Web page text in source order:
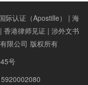
际认证（Apostille） | 海
香港律师见证 | 涉外文书
限公司 版权所有
号